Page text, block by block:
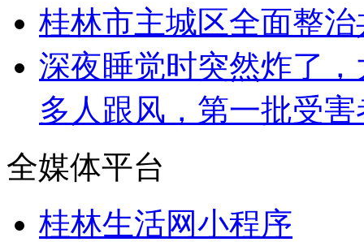
桂林市主城区全面整
深夜睡觉时突然炸了
多人跟风，第一批受
全媒体平台
桂林生活网小程序